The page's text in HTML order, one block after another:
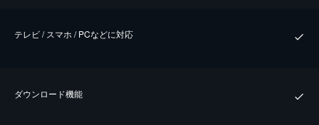
テレビ / スマホ / PCなどに対応
ダウンロード機能